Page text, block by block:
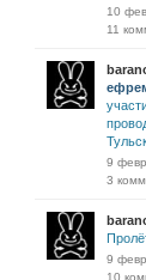
10
11
9
3
9
10